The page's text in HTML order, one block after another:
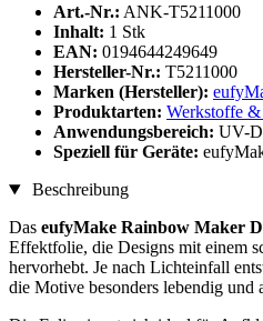
Art.-Nr.: ANK-T5211000
Inhalt: 1 Stk
EAN: 0194644249649
Hersteller-Nr.: T5211000
Marken (Hersteller):
Produktarten: Werkstoffe &
Anwendungsbereich: UV-
Speziell für Geräte:
Beschreibung
Das eufyMake Rainbow Maker
Effektfolie, die Designs mit einem
hervorhebt. Je nach Lichteinfall
die Motive besonders lebendig und